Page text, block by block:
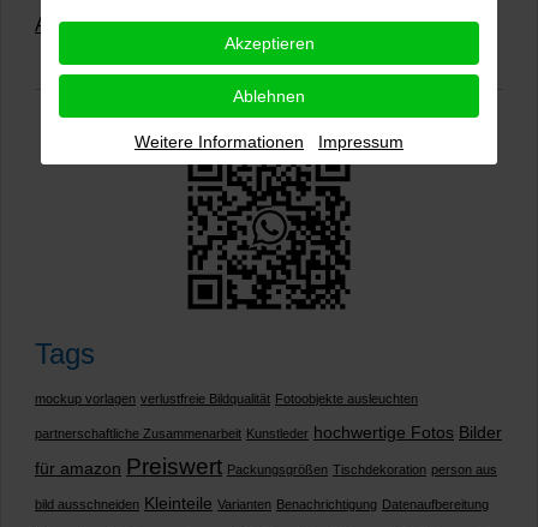
Alle Rezensionen ansehen|Bewertung abgeben
Tags
mockup vorlagen verlustfreie Bildqualität Fotoobjekte ausleuchten
partnerschaftliche Zusammenarbeit Kunstleder hochwertige Fotos Bilder
für amazon Preiswert Packungsgrößen Tischdekoration person aus
bild ausschneiden Kleinteile Varianten Benachrichtigung Datenaufbereitung
Akzeptieren
Ablehnen
Weitere Informationen Impressum